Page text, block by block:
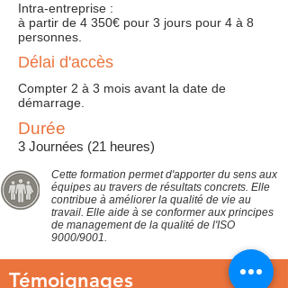
Intra-entreprise :
à partir de 4 350€ pour 3 jours pour 4 à 8
personnes.
Délai d'accès
Compter 2 à 3 mois avant la date de
démarrage.
Durée
3 Journées (21 heures)
Cette formation permet d'apporter du sens aux
équipes au travers de résultats concrets. Elle
contribue à améliorer la qualité de vie au
travail. Elle aide à se conformer aux principes
de management de la qualité de l'ISO
9000/9001.
Témoignages